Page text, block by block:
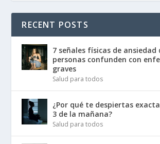
RECENT POSTS
7 señales físicas de ansiedad
personas confunden con
graves
Salud para todos
¿Por qué te despiertas
3 de la mañana?
Salud para todos